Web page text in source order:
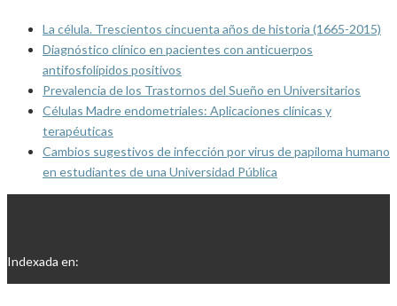
La célula. Trescientos cincuenta años de historia (1665-2015)
Diagnóstico clínico en pacientes con anticuerpos
antifosfolípidos positivos
Prevalencia de los Trastornos del Sueño en Universitarios
Células Madre endometriales: Aplicaciones clínicas y
terapéuticas
Cambios sugestivos de infección por virus de papiloma humano
en estudiantes de una Universidad Pública
Indexada en: